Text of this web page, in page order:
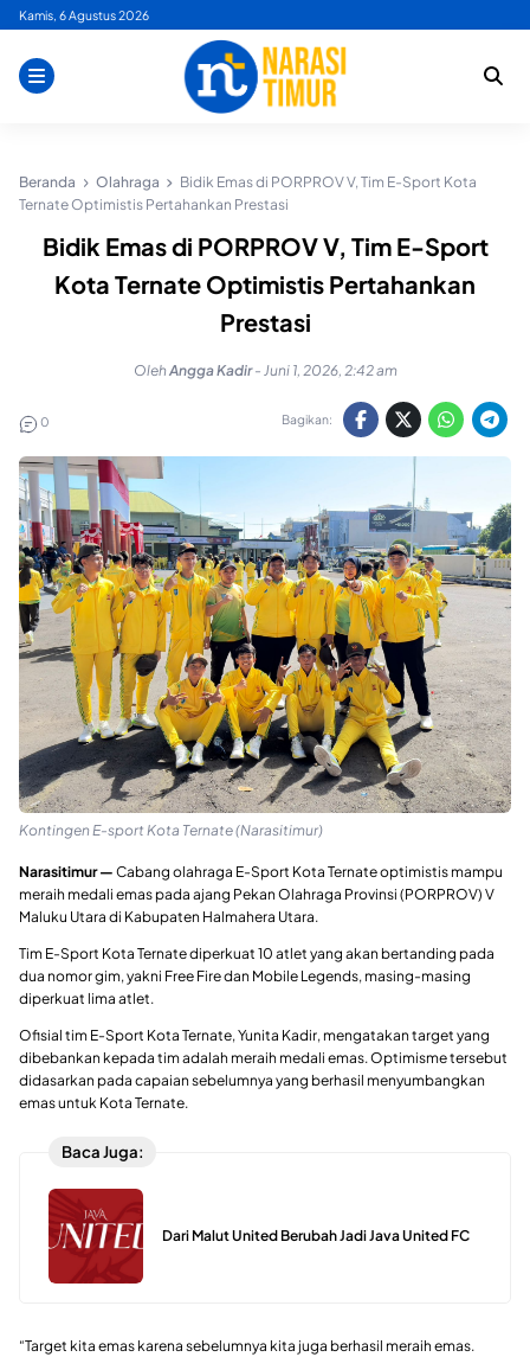
Skip
content
Kamis, 6 Agustus 2026
Beranda Olahraga
Bidik Emas di PORPROV V, Tim E-Sport Kota
Ternate Optimistis Pertahankan Prestasi
Bidik Emas di PORPROV V, Tim E-Sport
Kota Ternate Optimistis Pertahankan
Prestasi
OlehAngga Kadir - Juni 1, 2026, 2:42 am
0 Bagikan:
Kontingen E-sport Kota Ternate (Narasitimur)
Narasitimur — Cabang olahraga E-Sport Kota Ternate optimistis mampu
meraih medali emas pada ajang Pekan Olahraga Provinsi (PORPROV) V
Maluku Utara di Kabupaten Halmahera Utara.
Tim E-Sport Kota Ternate diperkuat 10 atlet yang akan bertanding pada
dua nomor gim, yakni Free Fire dan Mobile Legends, masing-masing
diperkuat lima atlet.
Ofisial tim E-Sport Kota Ternate, Yunita Kadir, mengatakan target yang
dibebankan kepada tim adalah meraih medali emas. Optimisme tersebut
didasarkan pada capaian sebelumnya yang berhasil menyumbangkan
emas untuk Kota Ternate.
Baca Juga:
Dari Malut United Berubah Jadi Java United FC
“Target kita emas karena sebelumnya kita juga berhasil meraih emas.